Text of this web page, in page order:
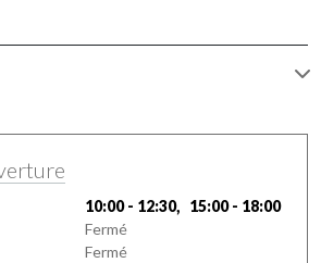
10:00 - 12:30, 15:00 - 18:00
Fermé
Fermé